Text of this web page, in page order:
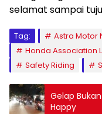
selamat sampai
Tag: Astra Motor
Honda Association
Safety Riding
Gelap
Happy